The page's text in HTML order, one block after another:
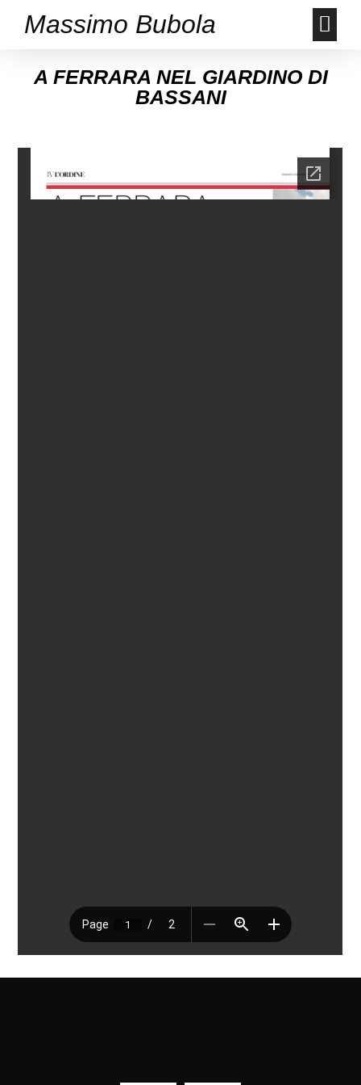
Massimo Bubola
A FERRARA NEL GIARDINO DI
BASSANI